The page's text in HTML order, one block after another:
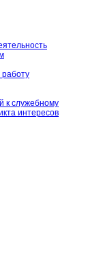
к служебному
интересов